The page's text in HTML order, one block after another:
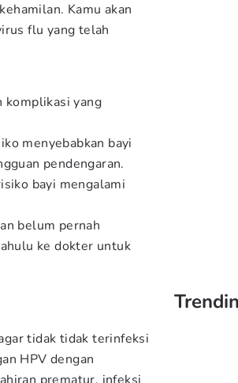
Kamu akan
flu yang telah
komplikasi yang
menyebabkan bayi
pendengaran.
bayi mengalami
belum pernah
ke dokter untuk
tidak tidak terinfeksi
HPV dengan